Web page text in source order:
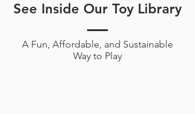
See Inside Our Toy Library
A Fun, Affordable, and Sustainable
Way to Play